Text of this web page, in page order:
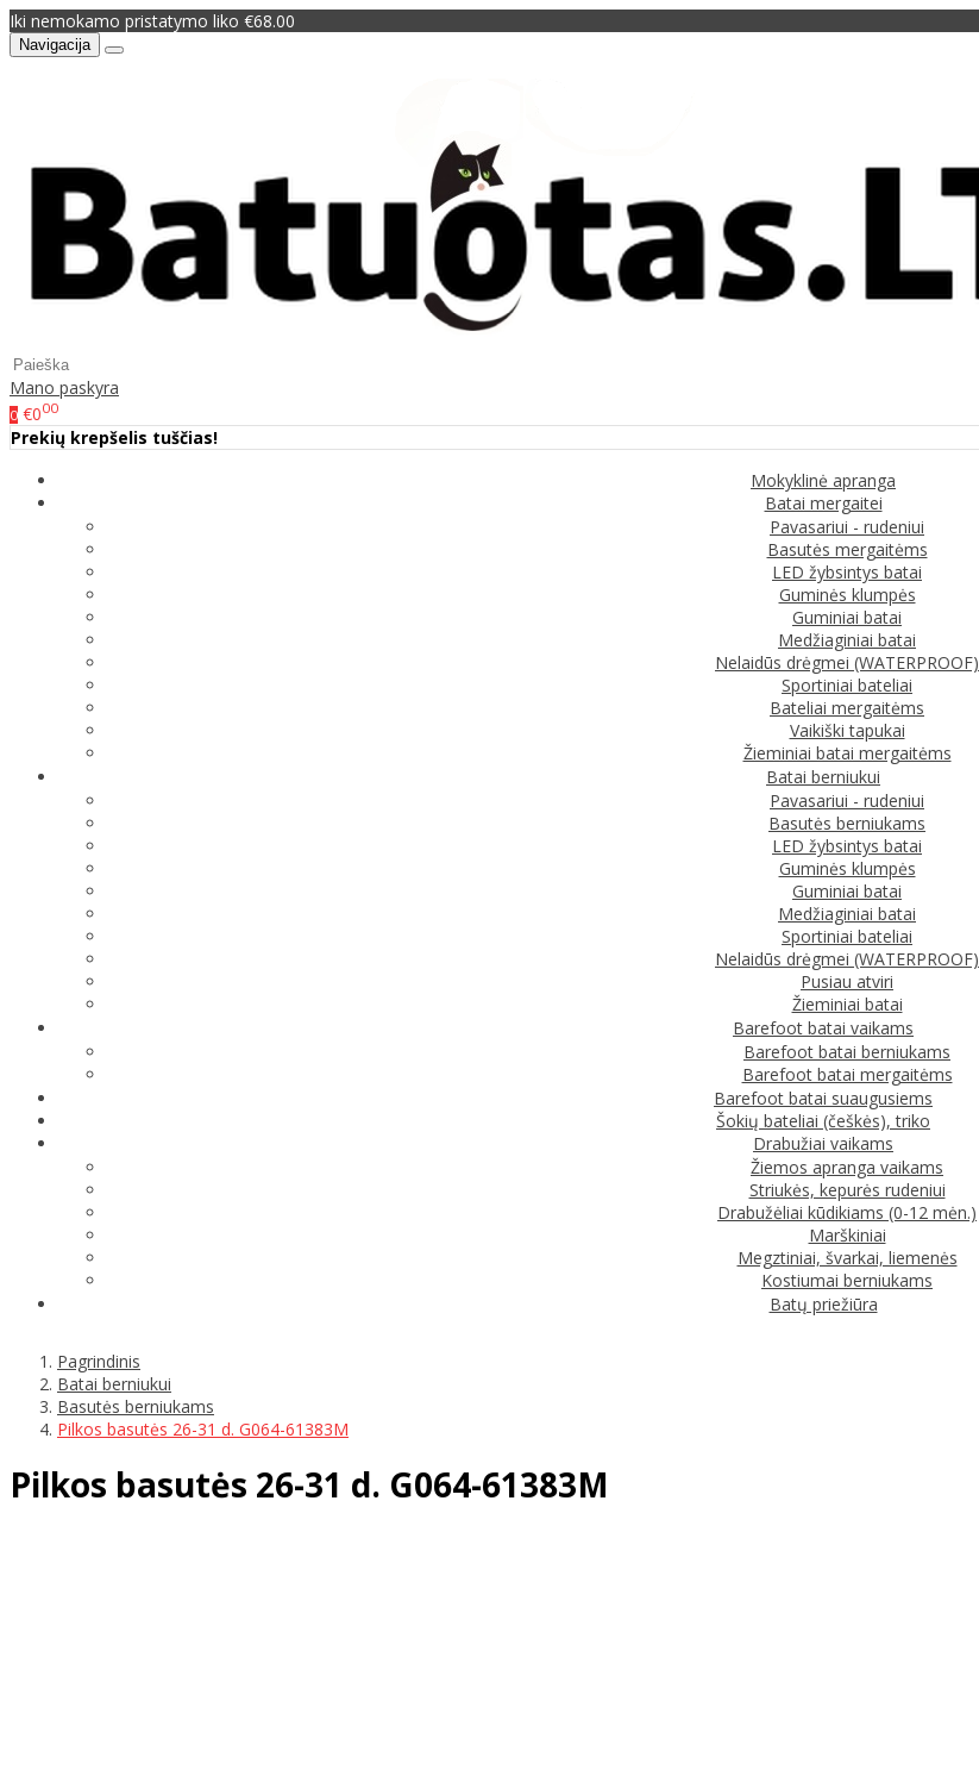
Iki nemokamo pristatymo liko €68.00
Navigacija
Mano paskyra
0 €000
Prekių krepšelis tuščias!
Mokyklinė apranga
Batai mergaitei
Pavasariui - rudeniui
Basutės mergaitėms
LED žybsintys batai
Guminės klumpės
Guminiai batai
Medžiaginiai batai
Nelaidūs drėgmei (WATERPROOF)
Sportiniai bateliai
Bateliai mergaitėms
Vaikiški tapukai
Žieminiai batai mergaitėms
Batai berniukui
Pavasariui - rudeniui
Basutės berniukams
LED žybsintys batai
Guminės klumpės
Guminiai batai
Medžiaginiai batai
Sportiniai bateliai
Nelaidūs drėgmei (WATERPROOF)
Pusiau atviri
Žieminiai batai
Barefoot batai vaikams
Barefoot batai berniukams
Barefoot batai mergaitėms
Barefoot batai suaugusiems
Šokių bateliai (češkės), triko
Drabužiai vaikams
Žiemos apranga vaikams
Striukės, kepurės rudeniui
Drabužėliai kūdikiams (0-12 mėn.)
Marškiniai
Megztiniai, švarkai, liemenės
Kostiumai berniukams
Batų priežiūra
Pagrindinis
Batai berniukui
Basutės berniukams
Pilkos basutės 26-31 d. G064-61383M
Pilkos basutės 26-31 d. G064-61383M